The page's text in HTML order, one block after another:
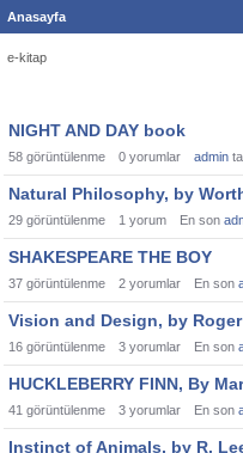
Anasayfa
e-kitap
NIGHT AND DAY book
58 görüntülenme 0 yorumlar admin
Natural Philosophy, by
29 görüntülenme 1 yorum En son
SHAKESPEARE THE BOY
37 görüntülenme 2 yorumlar En son
Vision and Design, by
16 görüntülenme 3 yorumlar En son
HUCKLEBERRY FINN, By
41 görüntülenme 3 yorumlar En son
Instinct of Animals, by R.